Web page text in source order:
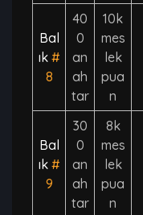
Bal
ık #
8
40
0
an
ah
tar
10k
mes
lek
pua
n
Bal
ık #
9
30
0
an
ah
tar
8k
mes
lek
pua
n